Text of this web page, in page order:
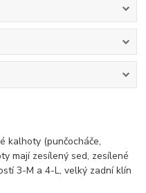
kalhoty (punčocháče,
mají zesílený sed, zesílené
3-M a 4-L, velký zadní klín